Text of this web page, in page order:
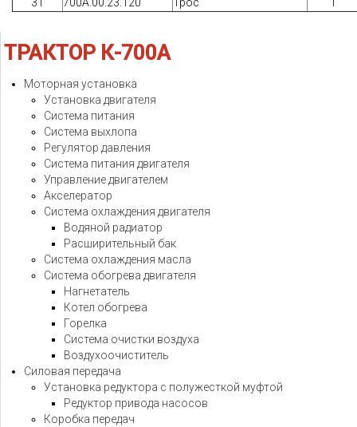
ТРАКТОР К-700А
Моторная установка
Установка двигателя
Система питания
Система выхлопа
Регулятор давления
Система питания двигателя
Управление двигателем
Акселератор
Система охлаждения двигателя
Водяной радиатор
Расширительный бак
Система охлаждения масла
Система обогрева двигателя
Нагнетатель
Котел обогрева
Горелка
Система очистки воздуха
Воздухоочиститель
Силовая передача
Установка редуктора с полужесткой муфтой
Редуктор привода насосов
Коробка передач